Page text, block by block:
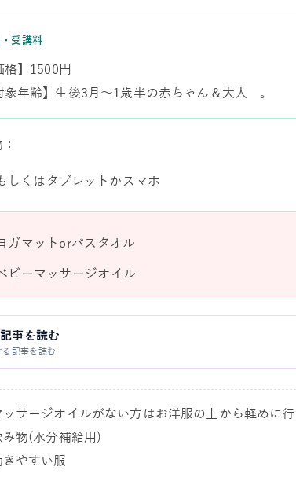
受講料
格】1500円
象年齢】生後3月～1歳半の赤ちゃん＆大人 。
しくはタブレットかスマホ
ガマットorバスタオル
ビーマッサージオイル
事を読む
る記事を読む
サージオイルがない方はお洋服の上から軽めに行
物(水分補給用)
やすい服